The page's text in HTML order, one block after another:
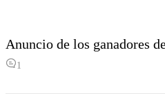
Anuncio de los ganadores
1